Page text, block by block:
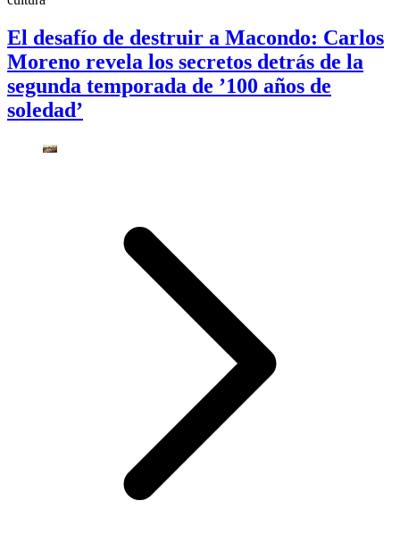
El desafío de destruir a Macondo: Carlos
Moreno revela los secretos detrás de la
segunda temporada de ’100 años de
soledad’